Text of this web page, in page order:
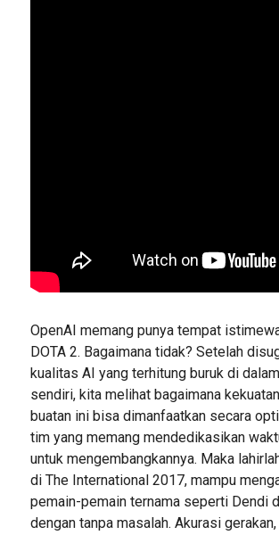
OpenAI memang punya tempat
DOTA 2. Bagaimana tidak? Setelah
kualitas AI yang terhitung buruk di
sendiri, kita melihat bagaimana
buatan ini bisa dimanfaatkan secara
tim yang memang mendedikasikan
untuk mengembangkannya. Maka
di The International 2017, mampu
pemain-pemain ternama seperti Dendi
dengan tanpa masalah. Akurasi